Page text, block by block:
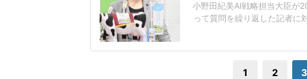
小野田紀美AI戦略担当大臣が
って質問を繰り返した記者に
題となっている。人工知能基
工知能基本計画の改定素案
日
1 2 3